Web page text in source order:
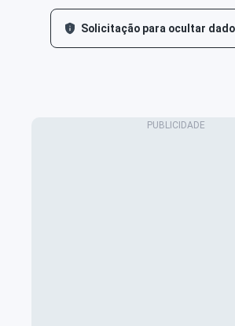
Solicitação para ocultar